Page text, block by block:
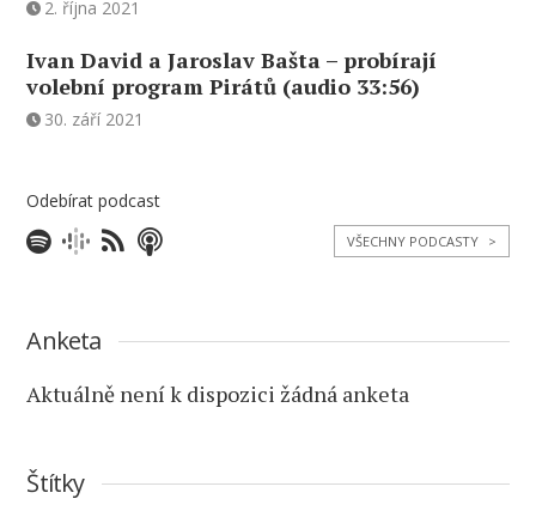
2. října 2021
Ivan David a Jaroslav Bašta – probírají
volební program Pirátů (audio 33:56)
30. září 2021
Odebírat podcast
VŠECHNY PODCASTY >
Anketa
Aktuálně není k dispozici žádná anketa
Štítky